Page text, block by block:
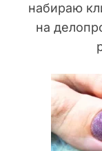
набираю
на